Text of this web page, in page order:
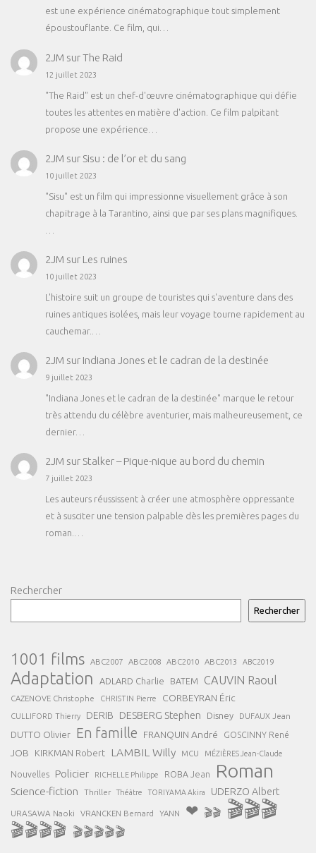
est une expérience cinématographique tout simplement
époustouflante. Ce film, qui…
2JM surThe Raid
12 juillet 2023
"The Raid" est un chef-d'œuvre cinématographique qui défie
toutes les attentes en matière d'action. Ce film palpitant
propose une expérience…
2JM sur Sisu : de l’or et du sang
10 juillet 2023
"Sisu" est un film qui impressionne visuellement grâce à son
chapitrage à la Tarantino, ainsi que par ses plans magnifiques.
2JM sur Les ruines
10 juillet 2023
L'histoire suit un groupe de touristes qui s'aventure dans des
ruines antiques isolées, mais leur voyage tourne rapidement au
cauchemar.…
2JM sur Indiana Jones et le cadran de la destinée
9 juillet 2023
"Indiana Jones et le cadran de la destinée" marque le retour
très attendu du célèbre aventurier, mais malheureusement, ce
dernier…
2JM sur Stalker – Pique-nique au bord du chemin
7 juillet 2023
Les auteurs réussissent à créer une atmosphère oppressante
et à susciter une tension palpable dès les premières pages du
roman.…
Rechercher
Rechercher
1001 films ABC2007 ABC2008 ABC2010 ABC2013 ABC2019
Adaptation ADLARD Charlie BATEM CAUVIN Raoul
CAZENOVE Christophe CHRISTIN Pierre CORBEYRAN Éric
CULLIFORD Thierry DERIB DESBERG Stephen Disney DUFAUX Jean
DUTTO Olivier En famille FRANQUIN André GOSCINNY René
JOB KIRKMAN Robert LAMBIL Willy MCU MÉZIÈRES Jean-Claude
Nouvelles Policier RICHELLE Philippe ROBA Jean Roman
Science-fiction Thriller Théâtre TORIYAMA Akira UDERZO Albert
URASAWA Naoki VRANCKEN Bernard YANN ❤ 🎬🎬 🎬🎬🎬
🎬🎬🎬🎬 🎬🎬🎬🎬🎬